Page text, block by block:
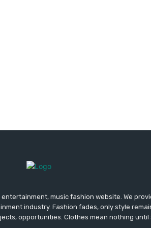
entertainment, music fashion website. We
industry. Fashion fades, only style
opportunities. Clothes mean nothing until